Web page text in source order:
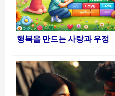
행복을 만드는 사랑과 우정